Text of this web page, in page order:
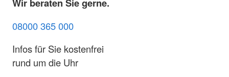
Wir beraten Sie gerne.
08000 365 000
Infos für Sie kostenfrei
rund um die Uhr